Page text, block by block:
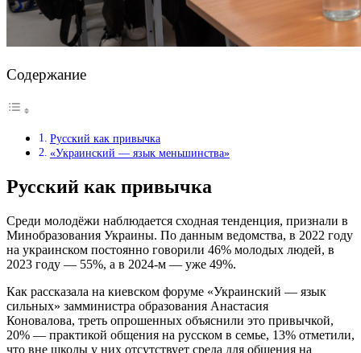
Содержание
Русский как привычка
«Украинский — язык меньшинства»
Русский как привычка
Среди молодёжи наблюдается сходная тенденция, признали в
Минобразования Украины. По данным ведомства, в 2022 году
на украинском постоянно говорили 46% молодых людей, в
2023 году — 55%, а в 2024-м — уже 49%.
Как рассказала на киевском форуме «Украинский — язык
сильных» замминистра образования Анастасия
Коновалова, треть опрошенных объяснили это привычкой,
20% — практикой общения на русском в семье, 13% отметили,
что вне школы у них отсутствует среда для общения на